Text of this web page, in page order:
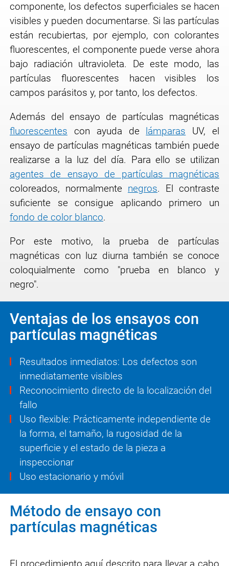
componente, los defectos superficiales se hacen
visibles y pueden documentarse. Si las partículas
están recubiertas, por ejemplo, con colorantes
fluorescentes, el componente puede verse ahora
bajo radiación ultravioleta. De este modo, las
partículas fluorescentes hacen visibles los
campos parásitos y, por tanto, los defectos.
Además del ensayo de partículas magnéticas
fluorescentes con ayuda de lámparas UV, el
ensayo de partículas magnéticas también puede
realizarse a la luz del día. Para ello se utilizan
agentes de ensayo de partículas magnéticas
coloreados, normalmente negros. El contraste
suficiente se consigue aplicando primero un
fondo de color blanco.
Por este motivo, la prueba de partículas
magnéticas con luz diurna también se conoce
coloquialmente como "prueba en blanco y
negro".
Ventajas de los ensayos con
partículas magnéticas
Resultados inmediatos: Los defectos son
inmediatamente visibles
Reconocimiento directo de la localización del
fallo
Uso flexible: Prácticamente independiente de
la forma, el tamaño, la rugosidad de la
superficie y el estado de la pieza a
inspeccionar
Uso estacionario y móvil
Método de ensayo con
partículas magnéticas
El procedimiento aquí descrito para llevar a cabo